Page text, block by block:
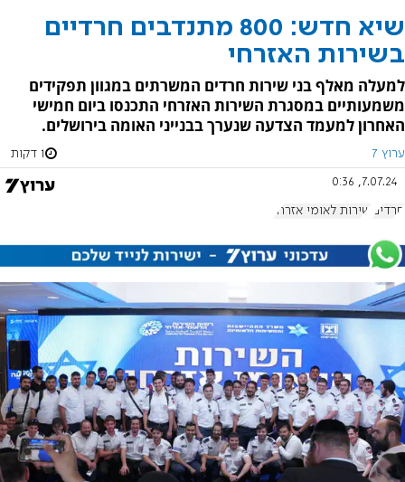
שיא חדש: 800 מתנדבים חרדיים
בשירות האזרחי
למעלה מאלף בני שירות חרדים המשרתים במגוון תפקידים
משמעותיים במסגרת השירות האזרחי התכנסו ביום חמישי
האחרון למעמד הצדעה שנערך בבנייני האומה בירושלים.
ערוץ 7 1 דקות
7.07.24, 0:36
חרדים שירות לאומי אזרחי